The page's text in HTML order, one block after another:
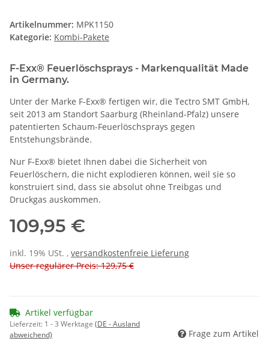
Artikelnummer: MPK1150
Kategorie: Kombi-Pakete
F-Exx® Feuerlöschsprays - Markenqualität Made
in Germany.
Unter der Marke F-Exx® fertigen wir, die Tectro SMT GmbH,
seit 2013 am Standort Saarburg (Rheinland-Pfalz) unsere
patentierten Schaum-Feuerlöschsprays gegen
Entstehungsbrände.
Nur F-Exx® bietet Ihnen dabei die Sicherheit von
Feuerlöschern, die nicht explodieren können, weil sie so
konstruiert sind, dass sie absolut ohne Treibgas und
Druckgas auskommen.
109,95 €
inkl. 19% USt. , versandkostenfreie Lieferung
Unser regulärer Preis: 129,75 €
Artikel verfügbar
Lieferzeit: 1 - 3 Werktage (DE - Ausland
abweichend)
Frage zum Artikel